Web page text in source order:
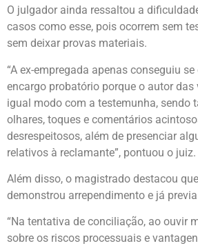
O julgador ainda ressaltou a
casos como esse, pois ocorrem sem
sem deixar provas materiais.
“A ex-empregada apenas conseguiu
encargo probatório porque o autor das
igual modo com a testemunha, sendo
olhares, toques e comentários
desrespeitosos, além de presenciar
relativos à reclamante”, pontuou o juiz.
Além disso, o magistrado destacou
demonstrou arrependimento e já
“Na tentativa de conciliação, ao ouvir
sobre os riscos processuais e